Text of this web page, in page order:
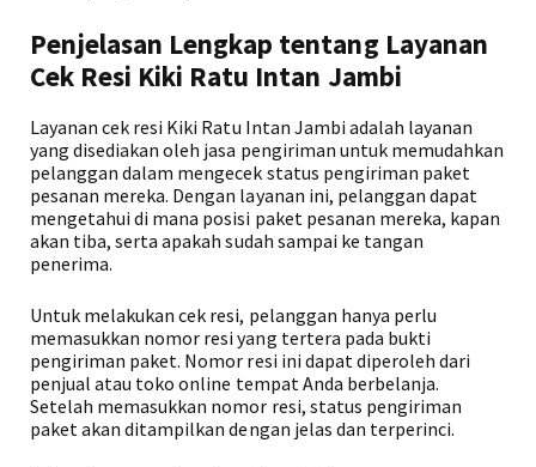
Penjelasan Lengkap tentang Layanan
Cek Resi Kiki Ratu Intan Jambi
Layanan cek resi Kiki Ratu Intan Jambi adalah layanan
yang disediakan oleh jasa pengiriman untuk memudahkan
pelanggan dalam mengecek status pengiriman paket
pesanan mereka. Dengan layanan ini, pelanggan dapat
mengetahui di mana posisi paket pesanan mereka, kapan
akan tiba, serta apakah sudah sampai ke tangan
penerima.
Untuk melakukan cek resi, pelanggan hanya perlu
memasukkan nomor resi yang tertera pada bukti
pengiriman paket. Nomor resi ini dapat diperoleh dari
penjual atau toko online tempat Anda berbelanja.
Setelah memasukkan nomor resi, status pengiriman
paket akan ditampilkan dengan jelas dan terperinci.